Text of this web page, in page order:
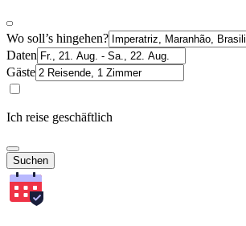
Wo soll’s hingehen?
Daten
Gäste
Ich reise geschäftlich
Suchen